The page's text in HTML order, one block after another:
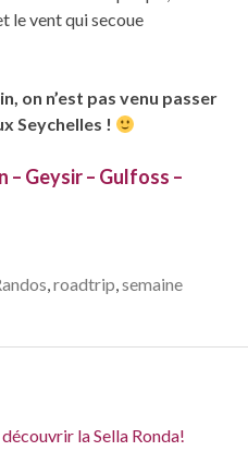
le vent qui secoue
on n’est pas venu passer
Seychelles !
– Geysir – Gulfoss –
,roadtrip,semaine
la Sella Ronda!